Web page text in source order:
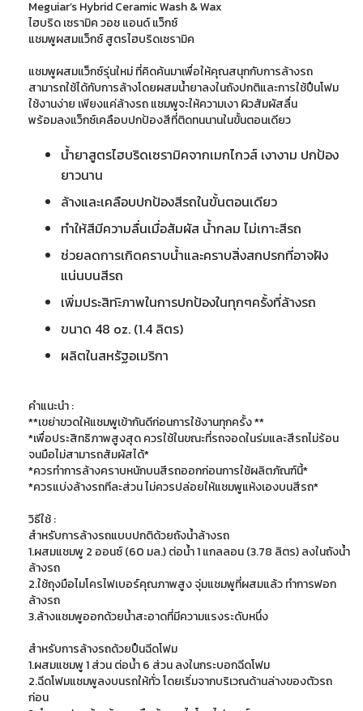
ลิตร)Meguiar’s Hybrid Ceramic Wash & Wax
ไฮบริด เซรามิค วอช แอนด์ แว็กซ์
แชมพูผสมแว็กซ์ สูตรไฮบริดเซรามิค
แชมพูผสมแว็กซ์รุ่นใหม่ ที่คิดค้นมาเพื่อให้คุณสนุกกับการล้างรถ
สามารถใช้ได้กับการล้างโดยผสมน้ำยาลงในถังปกติและการใช้ปืนโฟม
ใช้งานง่าย เพียงแค่ล้างรถ แชมพูจะให้ความเงา ผิวสัมผัสลื่น
พร้อมลงแว็กซ์เคลือบปกป้องสีที่ติดทนนานในขั้นตอนเดียว
น้ำยาสูตรไฮบริดเซรามิคจากเมกไกวส์ เงางาม ปกป้อง
ยาวนาน
ล้างและเคลือบปกป้องสีรถในขั้นตอนเดียว
ทำให้สีมีความลื่นเมื่อสัมผัส น้ำกลม ไม่เกาะสีรถ
ช่วยลดการเกิดคราบน้ำและคราบสิ่งสกปรกที่อาจฝัง
แน่นบนสีรถ
เพิ่มประสิทะิภาพในการปกป้องในทุกๆครั้งที่ล้างรถ
ขนาด 48 oz. (1.4 ลิตร)
ผลิตในสหรัฐอเมริกา
คำแนะนำ :
**เขย่าขวดให้แชมพูเข้ากันดีก่อนการใช้งานทุกครั้ง **
*เพื่อประสิทธิภาพสูงสุด ควรใช้ในขณะที่รถจอดในร่มและสีรถไม่ร้อน
จนมือไม่สามารถสัมผัสได้*
*ควรทำการล้างคราบหนักบนสีรถออกก่อนการใช้ผลิตภัณฑ์นี้*
*ควรแบ่งล้างรถทีละส่วน ไม่ควรปล่อยให้แชมพูแห้งเองบนสีรถ*
วิธีใช้ :
สำหรับการล้างรถแบบปกติด้วยถังน้ำล้างรถ
1.ผสมแชมพู 2 ออนซ์ (60 มล.) ต่อน้ำ 1 แกลลอน (3.78 ลิตร) ลงในถังน้ำ
ล้างรถ
2.ใช้ถุงมือไมโครไฟเบอร์คุณภาพสูง จุ่มแชมพูที่ผสมแล้ว ทำการฟอก
ล้างรถ
3.ล้างแชมพูออกด้วยน้ำสะอาดที่มีความแรงระดับหนึ่ง
สำหรับการล้างรถด้วยปืนฉีดโฟม
1.ผสมแชมพู 1 ส่วน ต่อน้ำ 6 ส่วน ลงในกระบอกฉีดโฟม
2.ฉีดโฟมแชมพูลงบนรถให้ทั่ว โดยเริ่มจากบริเวณด้านล่างของตัวรถ
ก่อน